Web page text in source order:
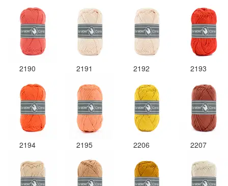
2190 2191 2192 2193
2194 2195 2206 2207